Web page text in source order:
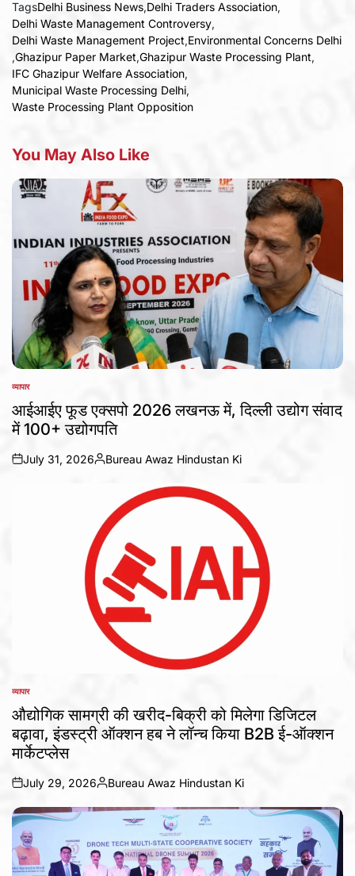
TagsDelhi Business News,Delhi Traders Association,
Delhi Waste Management Controversy,
Delhi Waste Management Project,Environmental Concerns Delhi
,Ghazipur Paper Market,Ghazipur Waste Processing Plant,
IFC Ghazipur Welfare Association,
Municipal Waste Processing Delhi,
Waste Processing Plant Opposition
You May Also Like
POSTED
व्यापार
आईआईए फूड एक्सपो 2026 लखनऊ में, दिल्ली उद्योग संवाद
में 100+ उद्योगपति
on
July 31, 2026
Posted
Bureau Awaz Hindustan Ki
POSTED
IN
व्यापार
औद्योगिक सामग्री की खरीद-बिक्री को मिलेगा डिजिटल
बढ़ावा, इंडस्ट्री ऑक्शन हब ने लॉन्च किया B2B ई-ऑक्शन
मार्केटप्लेस
on
July 29, 2026
Posted
by
Bureau Awaz Hindustan Ki